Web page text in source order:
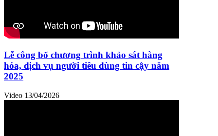
Lễ công bố chương trình khảo sát hàng
hóa, dịch vụ người tiêu dùng tin cậy năm
2025
Video 13/04/2026